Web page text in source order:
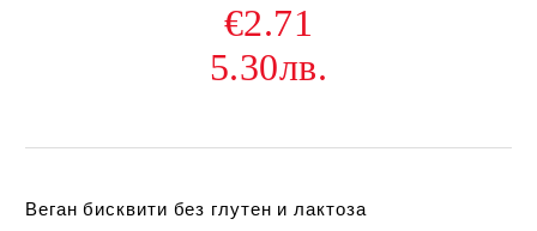
€2.71
5.30лв.
Веган бисквити без глутен и лактоза